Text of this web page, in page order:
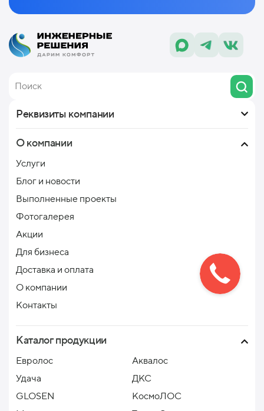
Реквизиты компании
О компании
Услуги
Блог и новости
Выполненные проекты
Фотогалерея
Акции
Для бизнеса
Доставка и оплата
О компании
Контакты
Каталог продукции
Евролос
Аквалос
Удача
ДКС
GLOSEN
КосмоЛОС